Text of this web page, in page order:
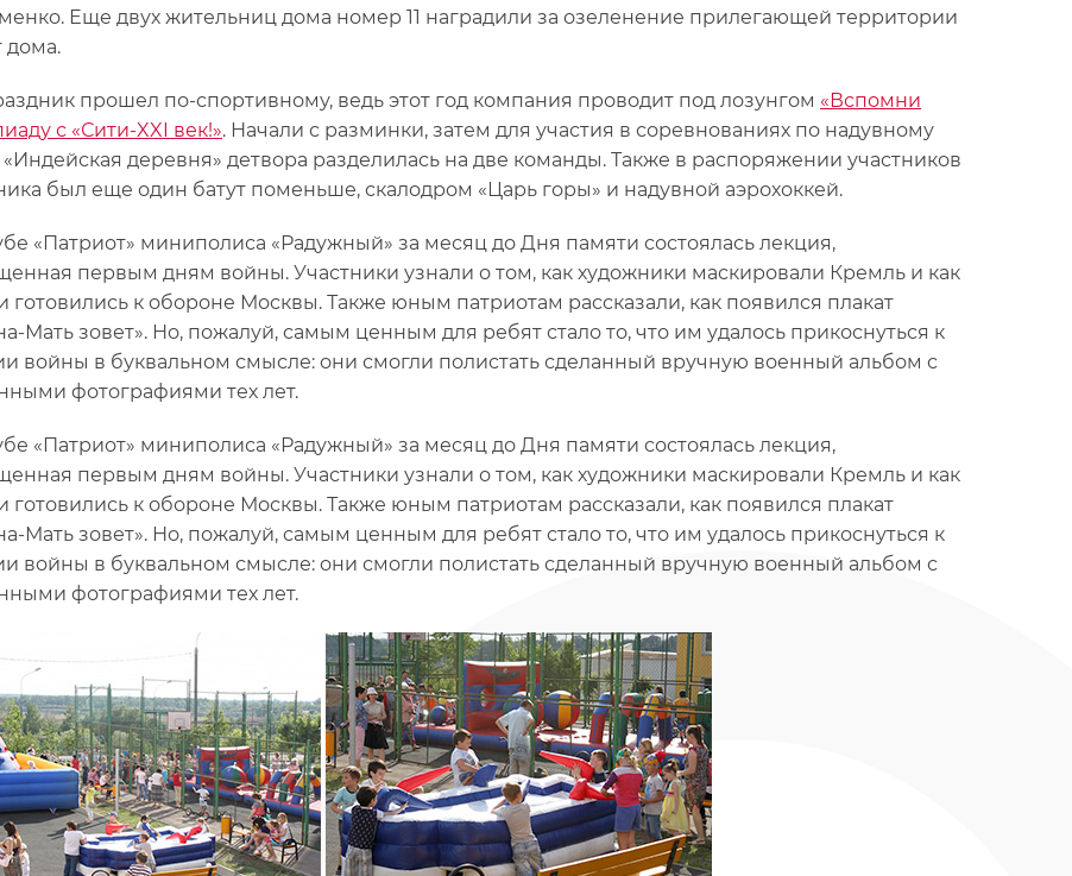
Еще двух жительниц дома номер 11 наградили за озеленение прилегающей территории
дома.
прошел по-спортивному, ведь этот год компания проводит под лозунгом «Вспомни
с «Сити-XXI век!». Начали с разминки, затем для участия в соревнованиях по надувному
«Индейская деревня» детвора разделилась на две команды. Также в распоряжении участников
был еще один батут поменьше, скалодром «Царь горы» и надувной аэрохоккей.
«Патриот» миниполиса «Радужный» за месяц до Дня памяти состоялась лекция,
первым дням войны. Участники узнали о том, как художники маскировали Кремль и как
готовились к обороне Москвы. Также юным патриотам рассказали, как появился плакат
Мать зовет». Но, пожалуй, самым ценным для ребят стало то, что им удалось прикоснуться к
войны в буквальном смысле: они смогли полистать сделанный вручную военный альбом с
фотографиями тех лет.
«Патриот» миниполиса «Радужный» за месяц до Дня памяти состоялась лекция,
первым дням войны. Участники узнали о том, как художники маскировали Кремль и как
готовились к обороне Москвы. Также юным патриотам рассказали, как появился плакат
Мать зовет». Но, пожалуй, самым ценным для ребят стало то, что им удалось прикоснуться к
войны в буквальном смысле: они смогли полистать сделанный вручную военный альбом с
фотографиями тех лет.